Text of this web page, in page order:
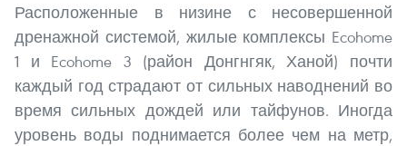
Расположенные в низине с несовершенной
дренажной системой, жилые комплексы Ecohome
1 и Ecohome 3 (район Донгнгяк, Ханой) почти
каждый год страдают от сильных наводнений во
время сильных дождей или тайфунов. Иногда
уровень воды поднимается более чем на метр,